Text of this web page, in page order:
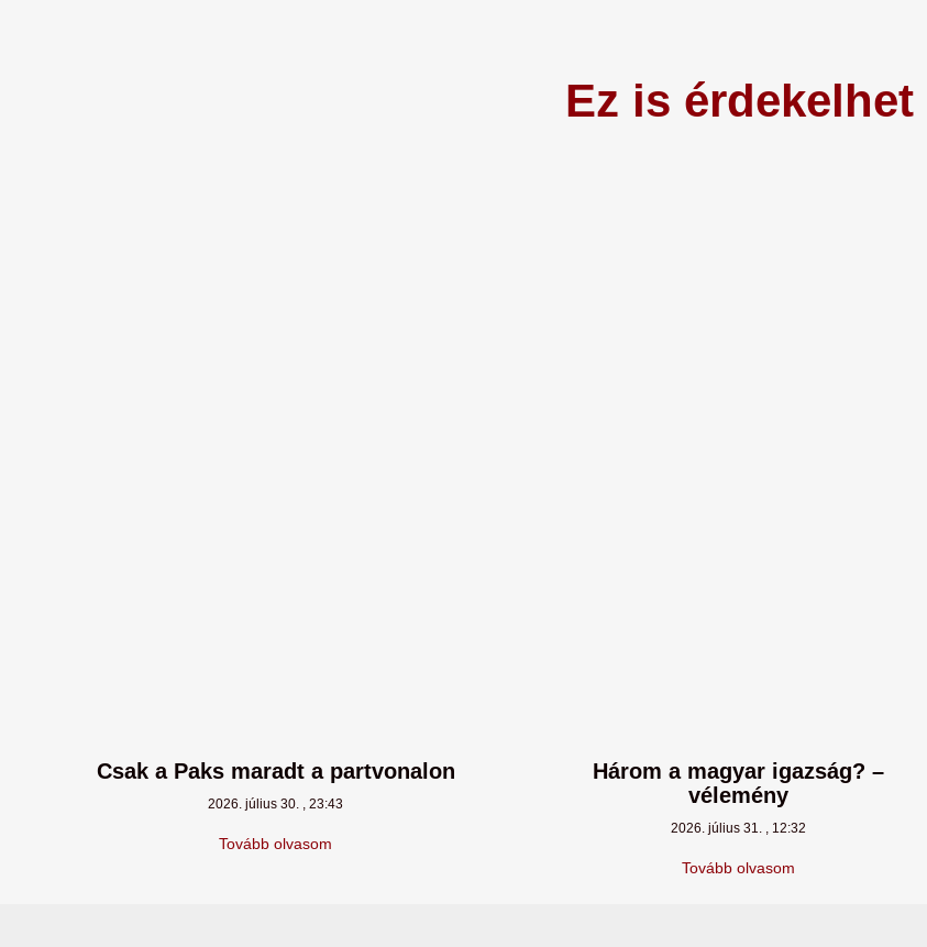
Ez is érdekelhet
Csak a Paks maradt a partvonalon
2026. július 30. 23:43
Tovább olvasom
Három a magyar igazság? –
vélemény
2026. július 31. 12:32
Tovább olvasom